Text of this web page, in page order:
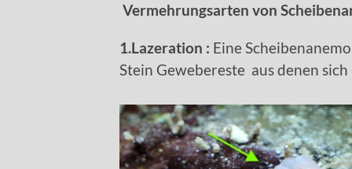
Vermehrungsarten von
1.Lazeration : Eine
Stein Gewebereste aus denen